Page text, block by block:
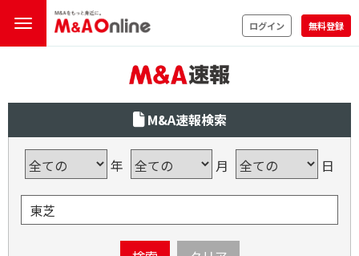
ログイン 無料登録
M&A速報検索
年 月 日